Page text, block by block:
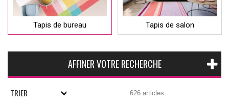
Tapis de bureau Tapis de salon
AFFINER VOTRE RECHERCHE
TRIER 626 articles.